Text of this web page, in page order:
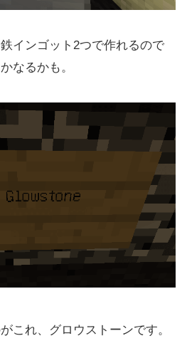
インゴット2つで作れるので
なるかも。
これ、グロウストーンです。